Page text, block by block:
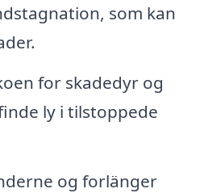
som kan
for skadedyr og
ly i tilstoppede
og forlänger